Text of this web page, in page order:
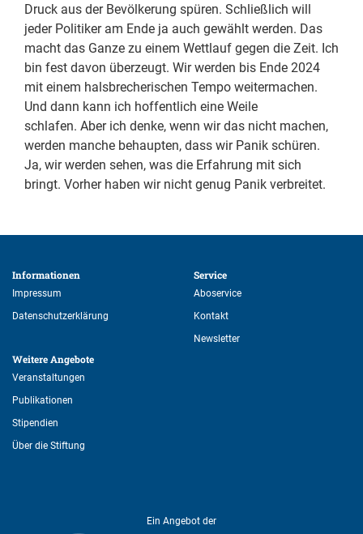
Druck aus der Bevölkerung spüren. Schließlich will
jeder Politiker am Ende ja auch gewählt werden. Das
macht das Ganze zu einem Wettlauf gegen die Zeit. Ich
bin fest davon überzeugt. Wir werden bis Ende 2024
mit einem halsbrecherischen Tempo weitermachen.
Und dann kann ich hoffentlich eine Weile
schlafen. Aber ich denke, wenn wir das nicht machen,
werden manche behaupten, dass wir Panik schüren.
Ja, wir werden sehen, was die Erfahrung mit sich
bringt. Vorher haben wir nicht genug Panik verbreitet.
Informationen
Impressum
Datenschutzerklärung
Weitere Angebote
Veranstaltungen
Publikationen
Stipendien
Über die Stiftung
Service
Aboservice
Kontakt
Newsletter
Ein Angebot der